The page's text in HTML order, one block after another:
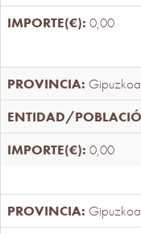
0,00
Gipuzkoa
0,00
Gipuzkoa